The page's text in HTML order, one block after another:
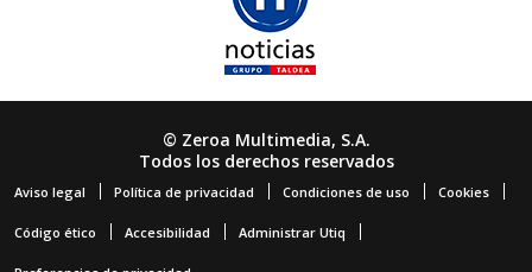
© Zeroa Multimedia, S.A.
Todos los derechos reservados
Aviso legal Política de privacidad Condiciones de uso Cookies
Código ético Accesibilidad Administrar Utiq